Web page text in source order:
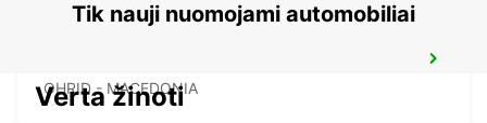
OHRID - MACEDONIA
Tik nauji nuomojami automobiliai
Verta žinoti